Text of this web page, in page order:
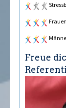
Frauen
Freue